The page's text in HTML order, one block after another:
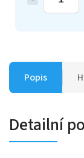
Popis
Detailní